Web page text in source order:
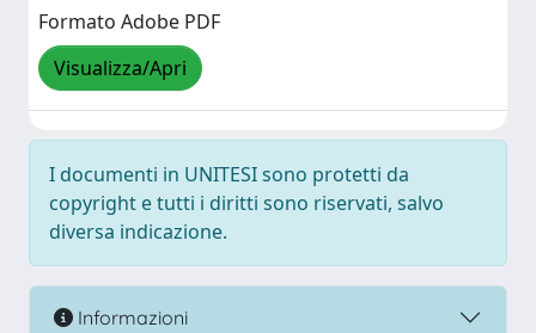
Formato Adobe PDF
Visualizza/Apri
I documenti in UNITESI sono protetti da
copyright e tutti i diritti sono riservati, salvo
diversa indicazione.
Informazioni